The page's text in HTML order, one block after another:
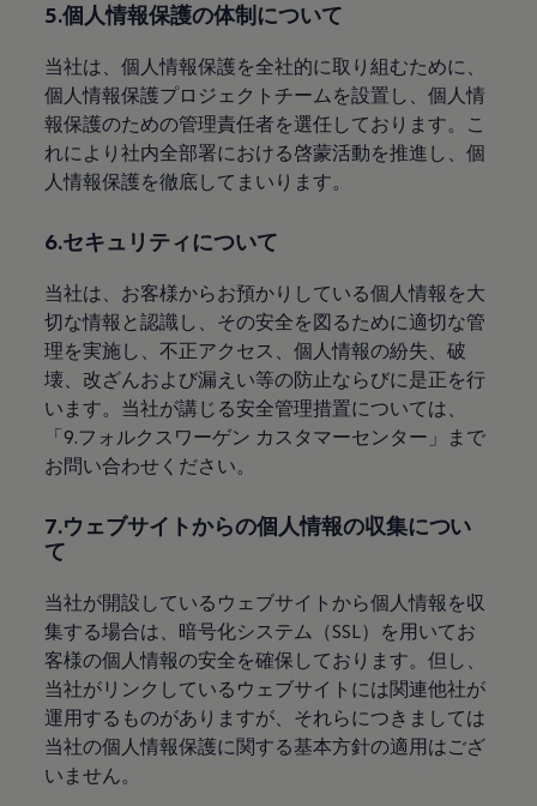
5.個人情報保護の体制について
当社は、個人情報保護を全社的に取り組むために、
個人情報保護プロジェクトチームを設置し、個人情
報保護のための管理責任者を選任しております。こ
れにより社内全部署における啓蒙活動を推進し、個
人情報保護を徹底してまいります。
6.セキュリティについて
当社は、お客様からお預かりしている個人情報を大
切な情報と認識し、その安全を図るために適切な管
理を実施し、不正アクセス、個人情報の紛失、破
壊、改ざんおよび漏えい等の防止ならびに是正を行
います。当社が講じる安全管理措置については、
「9.フォルクスワーゲン カスタマーセンター」まで
お問い合わせください。
7.ウェブサイトからの個人情報の収集につい
て
当社が開設しているウェブサイトから個人情報を収
集する場合は、暗号化システム（SSL）を用いてお
客様の個人情報の安全を確保しております。但し、
当社がリンクしているウェブサイトには関連他社が
運用するものがありますが、それらにつきましては
当社の個人情報保護に関する基本方針の適用はござ
いません。